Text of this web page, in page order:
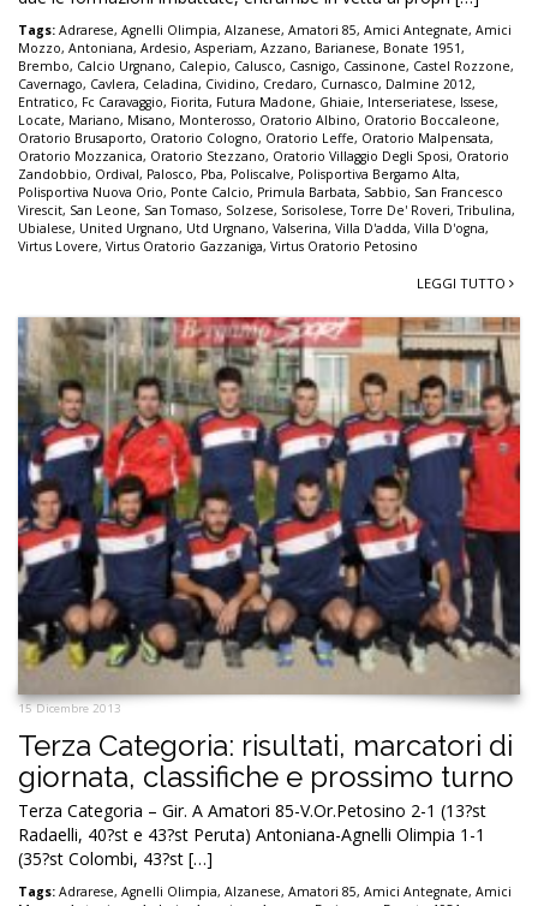
Tags: Adrarese, Agnelli Olimpia, Alzanese, Amatori 85, Amici Antegnate, Amici
Mozzo, Antoniana, Ardesio, Asperiam, Azzano, Barianese, Bonate 1951,
Brembo, Calcio Urgnano, Calepio, Calusco, Casnigo, Cassinone, Castel Rozzone,
Cavernago, Cavlera, Celadina, Cividino, Credaro, Curnasco, Dalmine 2012,
Entratico, Fc Caravaggio, Fiorita, Futura Madone, Ghiaie, Interseriatese, Issese,
Locate, Mariano, Misano, Monterosso, Oratorio Albino, Oratorio Boccaleone,
Oratorio Brusaporto, Oratorio Cologno, Oratorio Leffe, Oratorio Malpensata,
Oratorio Mozzanica, Oratorio Stezzano, Oratorio Villaggio Degli Sposi, Oratorio
Zandobbio, Ordival, Palosco, Pba, Poliscalve, Polisportiva Bergamo Alta,
Polisportiva Nuova Orio, Ponte Calcio, Primula Barbata, Sabbio, San Francesco
Virescit, San Leone, San Tomaso, Solzese, Sorisolese,Torre De' Roveri,Tribulina,
Ubialese, United Urgnano, Utd Urgnano, Valserina, Villa D'adda, Villa D'ogna,
Virtus Lovere, Virtus Oratorio Gazzaniga, Virtus Oratorio Petosino
LEGGI TUTTO
15 Dicembre 2013
Terza Categoria: risultati, marcatori di
giornata, classifiche e prossimo turno
Terza Categoria – Gir. A Amatori 85-V.Or.Petosino 2-1 (13?st
Radaelli, 40?st e 43?st Peruta) Antoniana-Agnelli Olimpia 1-1
(35?st Colombi, 43?st […]
Tags: Adrarese, Agnelli Olimpia, Alzanese, Amatori 85, Amici Antegnate, Amici